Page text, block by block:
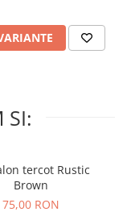
SI:
tercot Rustic
Brown
75,00 RON